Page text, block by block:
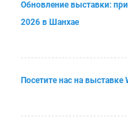
Обновление выставки:
2026 в Шанхае
Посетите нас на выставке